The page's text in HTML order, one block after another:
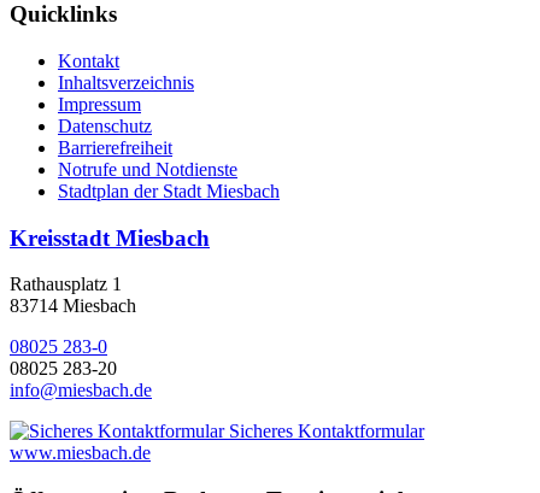
Quicklinks
Kontakt
Inhaltsverzeichnis
Impressum
Datenschutz
Barrierefreiheit
Notrufe und Notdienste
Stadtplan der Stadt Miesbach
Kreisstadt Miesbach
Rathausplatz 1
83714 Miesbach
08025 283-0
08025 283-20
info@miesbach.de
Sicheres Kontaktformular
www.miesbach.de